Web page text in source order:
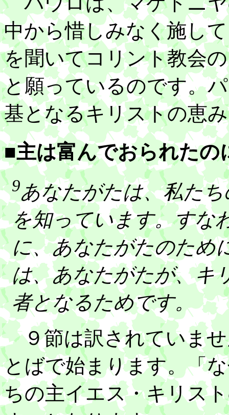
中から惜しみなく施し
を聞いてコリント教会
と願っているのです。
基となるキリストの恵
■主は富んでおられたの
9あなたがたは、私た
を知っています。すな
に、あなたがたのため
は、あなたがたが、キ
者となるためです。
９節は訳されていませ
とばで始まります。「
ちの主イエス・キリス